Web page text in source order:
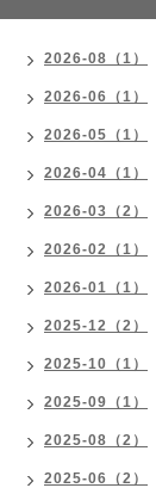
2026-08（1）
2026-06（1）
2026-05（1）
2026-04（1）
2026-03（2）
2026-02（1）
2026-01（1）
2025-12（2）
2025-10（1）
2025-09（1）
2025-08（2）
2025-06（2）